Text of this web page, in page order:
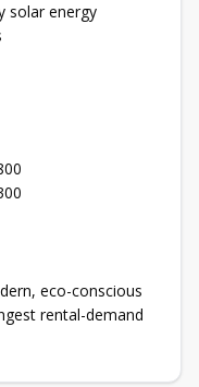
solar energy
eco-conscious
rental-demand